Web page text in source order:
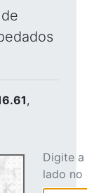
,
Digite
lado no